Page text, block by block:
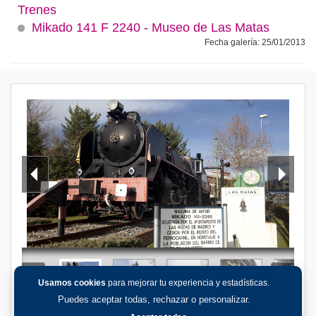
Usamos cookies para mejorar tu experiencia y estadísticas.
Puedes aceptar todas, rechazar o personalizar.
Trenes
Mikado 141 F 2240 - Museo de Las Matas
Fecha galería: 25/01/2013